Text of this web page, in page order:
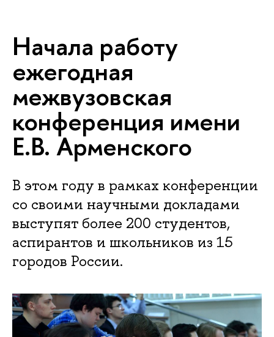
Начала работу
ежегодная
межвузовская
конференция имени
Е.В. Арменского
В этом году в рамках конференции
со своими научными докладами
выступят более 200 студентов,
аспирантов и школьников из 15
городов России.